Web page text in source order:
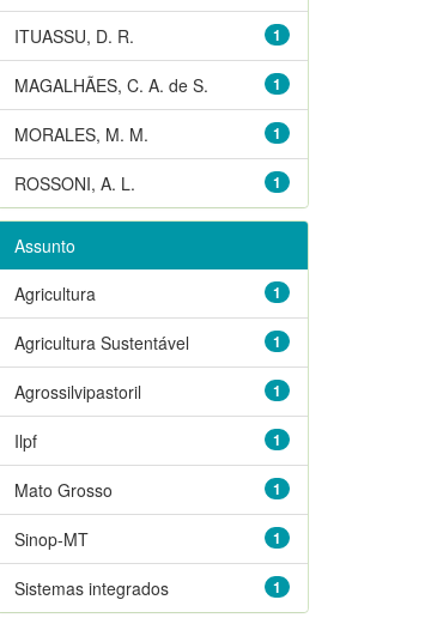
1
ITUASSU, D. R.
1
MAGALHÃES, C. A. de S.
1
MORALES, M. M.
1
ROSSONI, A. L.
Assunto
1
Agricultura
1
Agricultura Sustentável
1
Agrossilvipastoril
1
Ilpf
1
Mato Grosso
1
Sinop-MT
1
Sistemas integrados